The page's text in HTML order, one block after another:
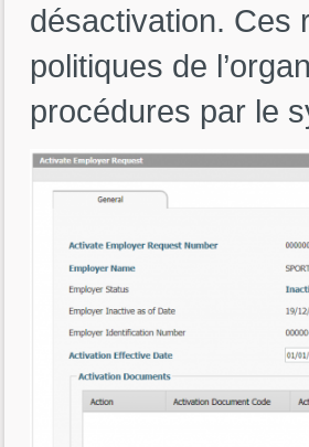
désactivation. Ces
politiques de
procédures par le